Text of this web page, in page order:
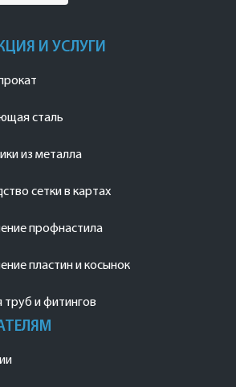
И УСЛУГИ
сталь
из металла
сетки в картах
профнастила
пластин и косынок
труб и фитингов